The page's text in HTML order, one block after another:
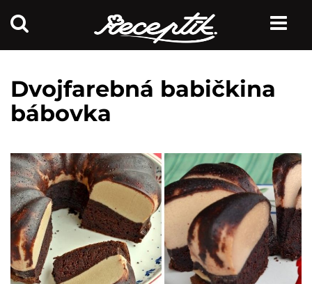
Dvojfarebná babičkina
bábovka